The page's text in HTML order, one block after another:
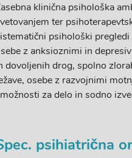
klinična psihološka
ter
psihološki
z anksioznimi in
dovoljenih drog, spolno
osebe z razvojnimi
za delo in sodno
psihiatrična